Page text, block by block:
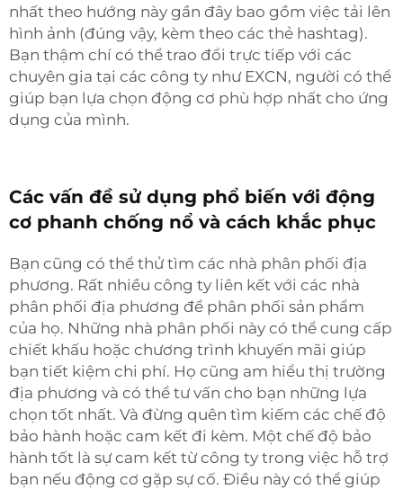
nhất theo hướng này gần đây bao gồm việc tải lên
hình ảnh (đúng vậy, kèm theo các thẻ hashtag).
Bạn thậm chí có thể trao đổi trực tiếp với các
chuyên gia tại các công ty như EXCN, người có thể
giúp bạn lựa chọn động cơ phù hợp nhất cho ứng
dụng của mình.
Các vấn đề sử dụng phổ biến với động
cơ phanh chống nổ và cách khắc phục
Bạn cũng có thể thử tìm các nhà phân phối địa
phương. Rất nhiều công ty liên kết với các nhà
phân phối địa phương để phân phối sản phẩm
của họ. Những nhà phân phối này có thể cung cấp
chiết khấu hoặc chương trình khuyến mãi giúp
bạn tiết kiệm chi phí. Họ cũng am hiểu thị trường
địa phương và có thể tư vấn cho bạn những lựa
chọn tốt nhất. Và đừng quên tìm kiếm các chế độ
bảo hành hoặc cam kết đi kèm. Một chế độ bảo
hành tốt là sự cam kết từ công ty trong việc hỗ trợ
bạn nếu động cơ gặp sự cố. Điều này có thể giúp